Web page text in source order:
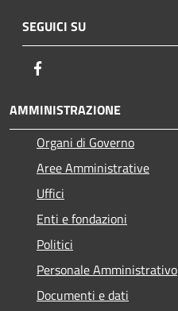
SEGUICI SU
AMMINISTRAZIONE
Organi di Governo
Aree Amministrative
Uffici
Enti e fondazioni
Politici
Personale Amministrativo
Documenti e dati